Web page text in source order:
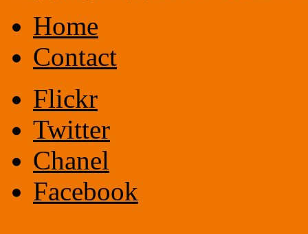
Home
Contact
Flickr
Twitter
Chanel
Facebook